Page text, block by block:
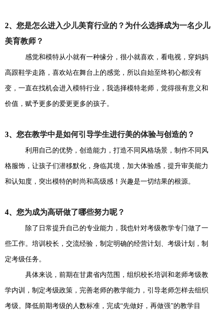
2、 您是怎么进入少儿美育行业的？为什么选择成为一名少儿
美育教师？
感觉和模特从小就有一种缘分，很小就喜欢，看电视，穿妈妈
高跟鞋学走路，喜欢站在舞台上的感觉，所以自始至终初心都没有
变，一直在找机会进入模特行业，我选择模特老师，觉得很有意义和
价值，赋予更多的爱更更多的孩子。
3、 您在教学中是如何引导学生进行美的体验与创造的 ？
利用自己的优势，创造能力，打造不同风格场景，制作不同风
格服饰，让孩子们潜移默化，身临其境，加大体验感，提升审美能力
和认知度，突出模特的时尚和高级感！兴趣是一切结果的根源。
4、 您为成为高研做了哪些努力呢？
除了日常提升自己的专业能力，我也针对考级教学专门做了一
些工作。培训校长，交流经验，制定明确的经营计划、考级计划，制
定考级任务。
具体来说，前期在甘肃省内范围，组织校长培训和老师考级教
学内训，制定考级政策，完善老师的教学能力，引导老师怎样去组织
考级。降低前期考级的人数标准，完成“先做好，再做强”的教学目